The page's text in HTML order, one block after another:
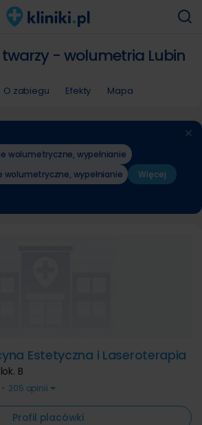
- wolumetria Lubin
O zabiegu Efekty Mapa
wolumetryczne, wypełnianie
wolumetryczne, wypełnianie
Więcej
Estetyczna i Laseroterapia
B
• 205 opinii
Profil placówki